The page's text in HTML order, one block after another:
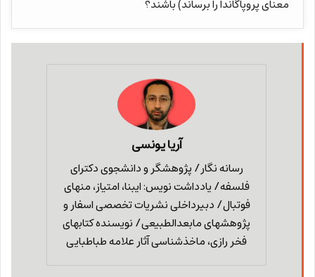
معنای پروپاگاندا را برساند) باشند؟
آریا یونسی
رسانه نگار/ پژوهشگر و دانشجوی دکترای
فلسفه/ یادداشت نویس: ایبنا، امتیاز، منهای
فوتبال/ دبیرداخلی نشریات تخصصی اسفار و
پژوهشهای مابعدالطبیعی/ نویسنده کتابهای
فخر رازی، ماخذشناسی آثار علامه طباطبایی